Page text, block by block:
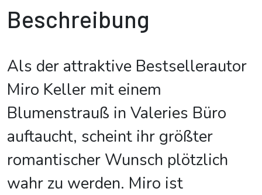
Beschreibung
Als der attraktive Bestsellerautor
Miro Keller mit einem
Blumenstrauß in Valeries Büro
auftaucht, scheint ihr größter
romantischer Wunsch plötzlich
wahr zu werden. Miro ist